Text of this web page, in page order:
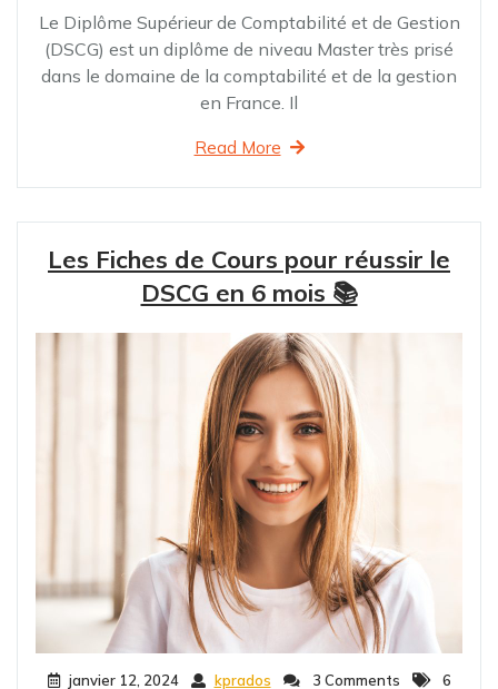
Le Diplôme Supérieur de Comptabilité et de Gestion
(DSCG) est un diplôme de niveau Master très prisé
dans le domaine de la comptabilité et de la gestion
en France. Il
Read More
Les Fiches de Cours pour réussir le
DSCG en 6 mois 📚
janvier 12, 2024 kprados 3 Comments
6